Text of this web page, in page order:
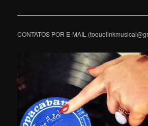
CONTATOS POR E-MAIL